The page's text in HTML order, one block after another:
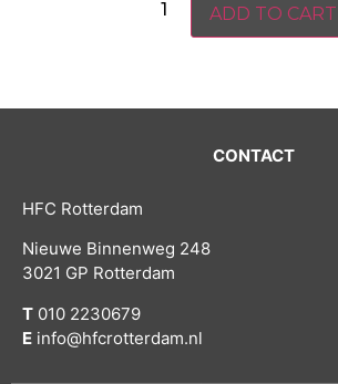
ADD TO CART
CONTACT
HFC Rotterdam
Nieuwe Binnenweg 248
3021 GP Rotterdam
T 010 2230679
E info@hfcrotterdam.nl